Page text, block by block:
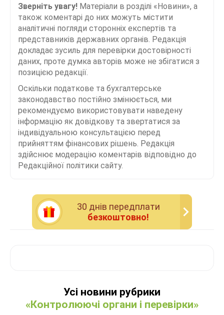
Зверніть увагу! Матеріали в розділі «Новини», а
також коментарі до них можуть містити
аналітичні погляди сторонніх експертів та
представників державних органів. Редакція
докладає зусиль для перевірки достовірності
даних, проте думка авторів може не збігатися з
позицією редакції.
Оскільки податкове та бухгалтерське
законодавство постійно змінюється, ми
рекомендуємо використовувати наведену
інформацію як довідкову та звертатися за
індивідуальною консультацією перед
прийняттям фінансових рішень. Редакція
здійснює модерацію коментарів відповідно до
Редакційної політики сайту.
30 днiв передплати
безкоштовно!
Усі новини рубрики
«Контролюючі органи і перевірки»